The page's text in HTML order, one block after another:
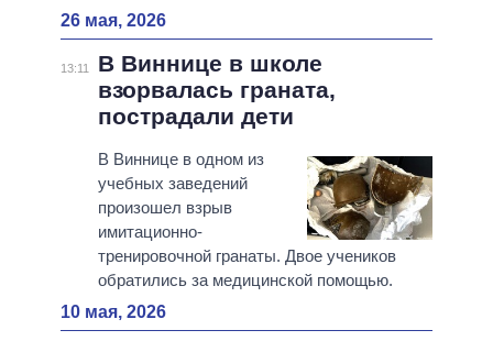
26 мая, 2026
13:11
В Виннице в школе
взорвалась граната,
пострадали дети
В Виннице в одном из
учебных заведений
произошел взрыв
имитационно-
тренировочной гранаты. Двое учеников
обратились за медицинской помощью.
10 мая, 2026